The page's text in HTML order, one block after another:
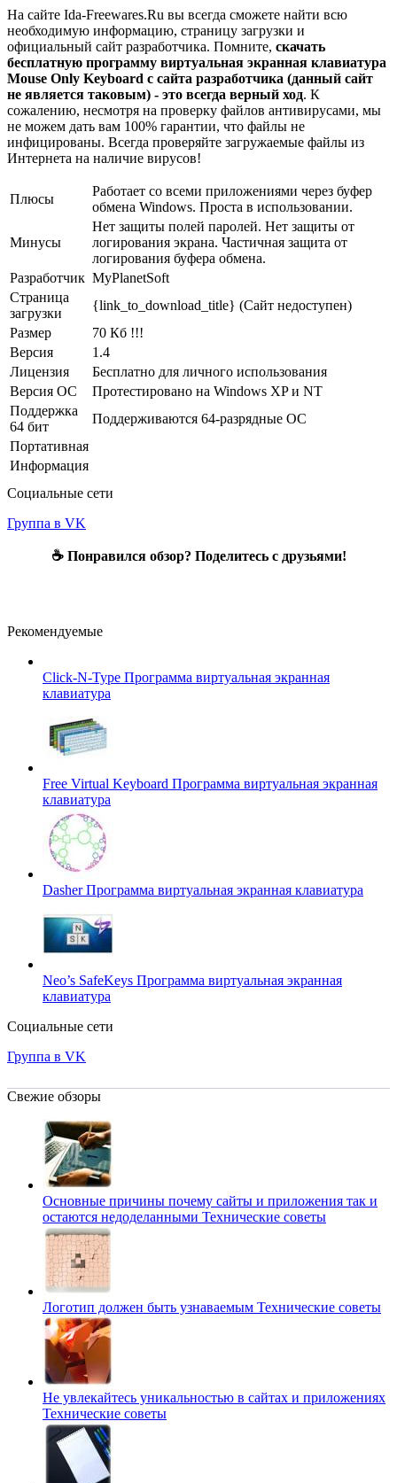
На сайте Ida-Freewares.Ru вы всегда сможете найти всю
необходимую информацию, страницу загрузки и
официальный сайт разработчика. Помните, скачать
бесплатную программу виртуальная экранная клавиатура
Mouse Only Keyboard с сайта разработчика (данный сайт
не является таковым) - это всегда верный ход. К
сожалению, несмотря на проверку файлов антивирусами, мы
не можем дать вам 100% гарантии, что файлы не
инфицированы. Всегда проверяйте загружаемые файлы из
Интернета на наличие вирусов!
Плюсы
Работает со всеми приложениями через буфер
обмена Windows. Проста в использовании.
Минусы
Нет защиты полей паролей. Нет защиты от
логирования экрана. Частичная защита от
логирования буфера обмена.
Разработчик MyPlanetSoft
Страница
загрузки
{link_to_download_title} (Сайт недоступен)
Размер
70 Кб !!!
Версия
1.4
Лицензия
Бесплатно для личного использования
Версия ОС
Протестировано на Windows XP и NT
Поддержка
64 бит
Поддерживаются 64-разрядные ОС
Портативная
Информация
Социальные сети
Группа в VK
☕ Понравился обзор? Поделитесь с друзьями!
Рекомендуемые
Click-N-Type Программа виртуальная экранная
клавиатура
Free Virtual Keyboard Программа виртуальная экранная
клавиатура
DasherПрограмма виртуальная экранная клавиатура
Neo’s SafeKeys Программа виртуальная экранная
клавиатура
Социальные сети
Группа в VK
Свежие обзоры
Основные причины почему сайты и приложения так и
остаются недоделанными Технические советы
Логотип должен быть узнаваемым Технические советы
Не увлекайтесь уникальностью в сайтах и приложениях
Технические советы